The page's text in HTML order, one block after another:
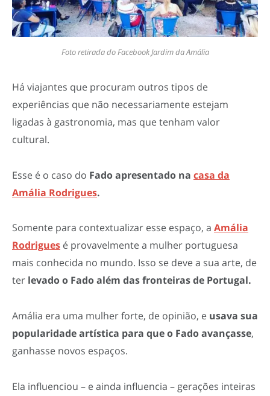
Foto retirada do Facebook Jardim da Amália
Há viajantes que procuram outros tipos de
experiências que não necessariamente estejam
ligadas à gastronomia, mas que tenham valor
cultural.
Esse é o caso do Fado apresentado na casa da
Amália Rodrigues.
Somente para contextualizar esse espaço, a Amália
Rodrigues é provavelmente a mulher portuguesa
mais conhecida no mundo. Isso se deve a sua arte, de
ter levado o Fado além das fronteiras de Portugal.
Amália era uma mulher forte, de opinião, e usava sua
popularidade artística para que o Fado avançasse,
ganhasse novos espaços.
Ela influenciou – e ainda influencia – gerações inteiras